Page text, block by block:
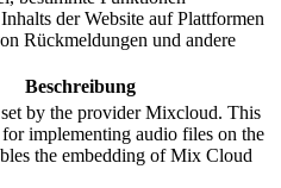
der Website auf Plattformen
Rückmeldungen und andere
Beschreibung
by the provider Mixcloud. This
implementing audio files on the
the embedding of Mix Cloud